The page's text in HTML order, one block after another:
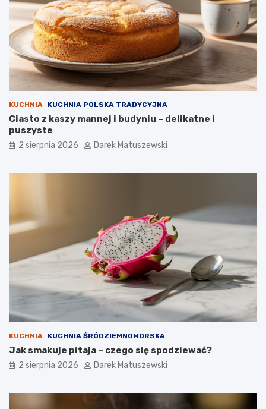
KUCHNIA KUCHNIA POLSKA TRADYCYJNA
Ciasto z kaszy mannej i budyniu – delikatne i
puszyste
2 sierpnia 2026 Darek Matuszewski
KUCHNIA KUCHNIA ŚRÓDZIEMNOMORSKA
Jak smakuje pitaja – czego się spodziewać?
2 sierpnia 2026 Darek Matuszewski